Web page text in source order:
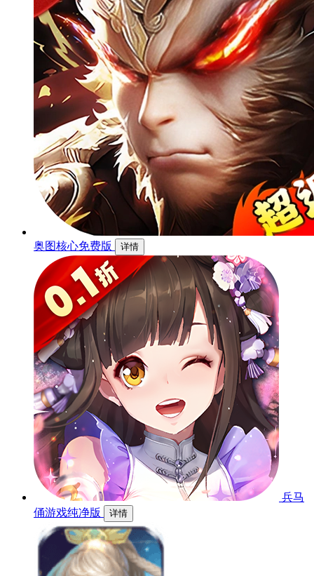
奥图核心免费版 详情
兵马
俑游戏纯净版
详情